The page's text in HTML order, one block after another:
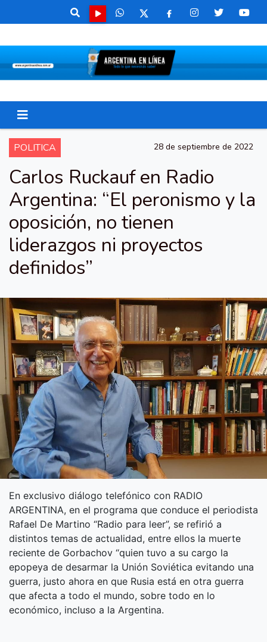
POLITICA 28 de septiembre de 2022
Carlos Ruckauf en Radio
Argentina: “El peronismo y la
oposición, no tienen
liderazgos ni proyectos
definidos”
En exclusivo diálogo telefónico con RADIO
ARGENTINA, en el programa que conduce el periodista
Rafael De Martino “Radio para leer”, se refirió a
distintos temas de actualidad, entre ellos la muerte
reciente de Gorbachov “quien tuvo a su cargo la
epopeya de desarmar la Unión Soviética evitando una
guerra, justo ahora en que Rusia está en otra guerra
que afecta a todo el mundo, sobre todo en lo
económico, incluso a la Argentina.